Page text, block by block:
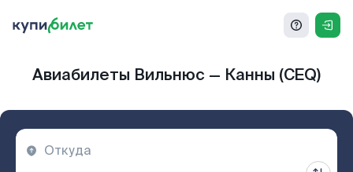
Авиабилеты Вильнюс — Канны (CEQ)